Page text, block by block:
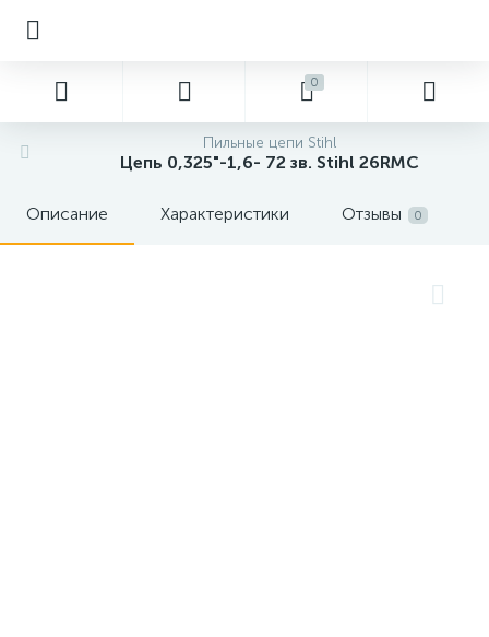
0
Пильные цепи Stihl
Цепь 0,325"-1,6- 72 зв. Stihl 26RMC
Описание Характеристики Отзывы 0